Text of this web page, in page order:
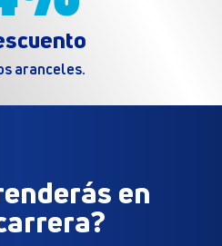
aranceles.
en